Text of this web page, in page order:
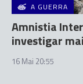
A GUERRA
Amnistia
investigar
16 Mai 20:55